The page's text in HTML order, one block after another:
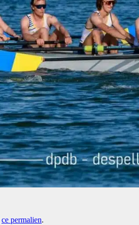
ce permalien.